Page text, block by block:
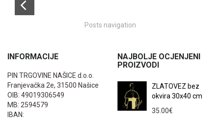
Posts navigation
INFORMACIJE
PIN TRGOVINE NAŠICE d.o.o.
Franjevačka 2e, 31500 Našice
OIB: 49019306549
MB: 2594579
IBAN:
NAJBOLJE OCJENJENI
PROIZVODI
ZLATOVEZ bez
okvira 30x40 cm
35.00€